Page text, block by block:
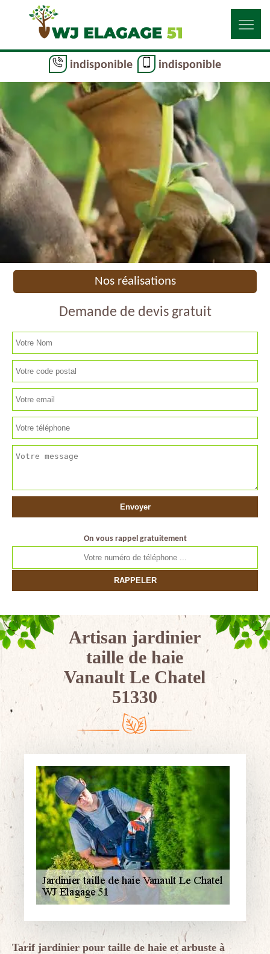
indisponible indisponible
Nos réalisations
Demande de devis gratuit
On vous rappel gratuitement
Artisan jardinier
taille de haie
Vanault Le Chatel
51330
Tarif jardinier pour taille de haie et arbuste à